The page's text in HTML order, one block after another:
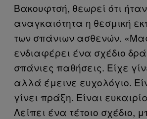
Βακουφτσή, θεωρεί ότι ήταν
αναγκαιότητα η θεσμική
των σπάνιων ασθενών.
ενδιαφέρει ένα σχέδιο
σπάνιες παθήσεις. Είχε
αλλά έμεινε ευχολόγιο.
γίνει πράξη. Είναι
Λείπει ένα τέτοιο σχέδιο,